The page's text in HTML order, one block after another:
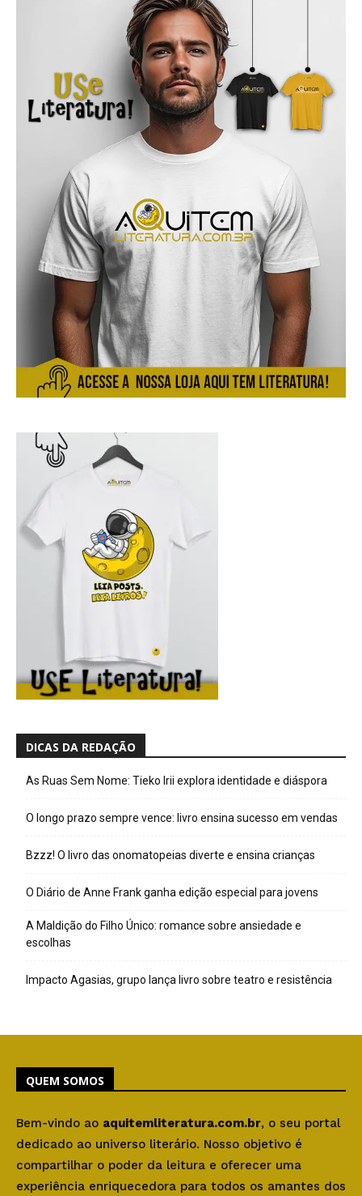
DICAS DA REDAÇÃO
As Ruas Sem Nome: Tieko Irii explora identidade e diáspora
O longo prazo sempre vence: livro ensina sucesso em vendas
Bzzz! O livro das onomatopeias diverte e ensina crianças
O Diário de Anne Frank ganha edição especial para jovens
A Maldição do Filho Único: romance sobre ansiedade e
escolhas
Impacto Agasias, grupo lança livro sobre teatro e resistência
QUEM SOMOS
Bem-vindo ao aquitemliteratura.com.br, o seu portal
dedicado ao universo literário. Nosso objetivo é
compartilhar o poder da leitura e oferecer uma
experiência enriquecedora para todos os amantes dos